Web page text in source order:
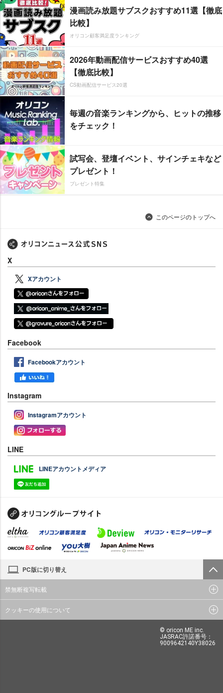
漫画読み放題サブスクおすすめ11選【徹底
比較】
オリコン顧客満足度ランキング
2026年動画配信サービスおすすめ40選
【徹底比較】
CS動画配信サービス20選
毎週の音楽ランキングから、ヒットの推移
をチェック！
試写会、登壇イベント、サインチェキなど
プレゼント！
プレゼント特集
このページのトップへ
X
Xアカウント
Facebook
Facebookアカウント
Instagram
Instagramアカウント
LINE
LINEアカウントメディア
PC版に切り替え
禁無断複写転載
クッキーの使用について
© oricon ME inc.
JASRAC許諾番号：
9009642140Y38026